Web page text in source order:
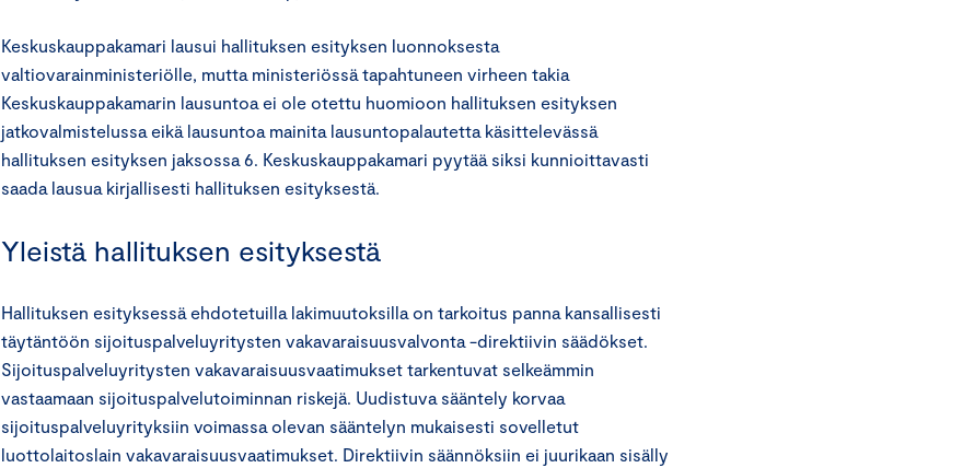
Keskuskauppakamari lausui hallituksen esityksen luonnoksesta
valtiovarainministeriölle, mutta ministeriössä tapahtuneen virheen takia
Keskuskauppakamarin lausuntoa ei ole otettu huomioon hallituksen esityksen
jatkovalmistelussa eikä lausuntoa mainita lausuntopalautetta käsittelevässä
hallituksen esityksen jaksossa 6. Keskuskauppakamari pyytää siksi kunnioittavasti
saada lausua kirjallisesti hallituksen esityksestä.
Yleistä hallituksen esityksestä
Hallituksen esityksessä ehdotetuilla lakimuutoksilla on tarkoitus panna kansallisesti
täytäntöön sijoituspalveluyritysten vakavaraisuusvalvonta -direktiivin säädökset.
Sijoituspalveluyritysten vakavaraisuusvaatimukset tarkentuvat selkeämmin
vastaamaan sijoituspalvelutoiminnan riskejä. Uudistuva sääntely korvaa
sijoituspalveluyrityksiin voimassa olevan sääntelyn mukaisesti sovelletut
luottolaitoslain vakavaraisuusvaatimukset. Direktiivin säännöksiin ei juurikaan sisälly